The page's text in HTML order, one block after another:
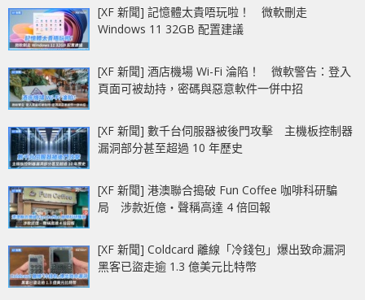
[XF 新聞] 記憶體太貴唔玩啦！ 微軟刪走
Windows 11 32GB 配置建議
[XF 新聞] 酒店機場 Wi-Fi 淪陷！ 微軟警告：登入
頁面可被劫持，密碼與惡意軟件一併中招
[XF 新聞] 數千台伺服器被後門攻擊 主機板控制器
漏洞部分甚至超過 10 年歷史
[XF 新聞] 港澳聯合搗破 Fun Coffee 咖啡科研騙
局 涉款近億‧聲稱高達 4 倍回報
[XF 新聞] Coldcard 離線「冷錢包」爆出致命漏洞
黑客已盜走逾 1.3 億美元比特幣